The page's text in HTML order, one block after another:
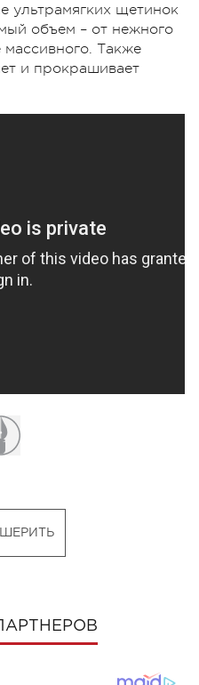
ультрамягких щетинок
объем – от нежного
массивного. Также
и прокрашивает